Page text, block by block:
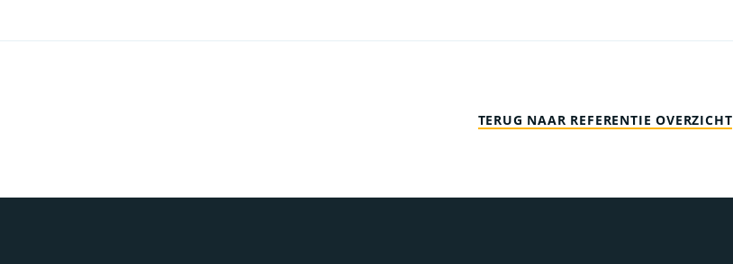
TERUG NAAR REFERENTIE OVERZICHT